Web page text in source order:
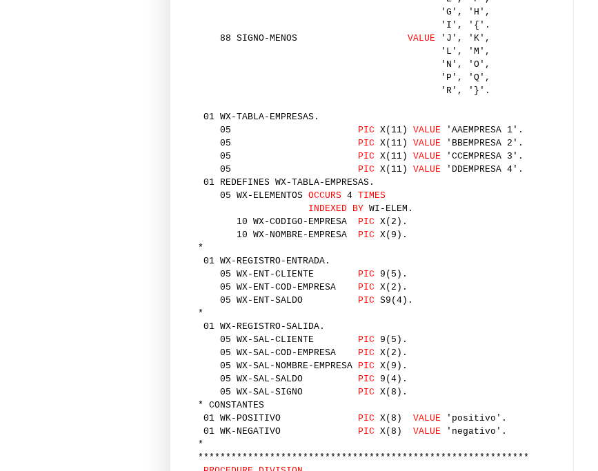
'G', 'H',
'I', '{'.
88 SIGNO-MENOS VALUE 'J', 'K',
'L', 'M',
'N', 'O',
'P', 'Q',
'R', '}'.
01 WX-TABLA-EMPRESAS.
05 PIC X(11) VALUE 'AAEMPRESA 1'.
05 PIC X(11) VALUE 'BBEMPRESA 2'.
05 PIC X(11) VALUE 'CCEMPRESA 3'.
05 PIC X(11) VALUE 'DDEMPRESA 4'.
01 REDEFINES WX-TABLA-EMPRESAS.
05 WX-ELEMENTOS OCCURS 4 TIMES
INDEXED BY WI-ELEM.
10 WX-CODIGO-EMPRESA PIC X(2).
10 WX-NOMBRE-EMPRESA PIC X(9).
*
01 WX-REGISTRO-ENTRADA.
05 WX-ENT-CLIENTE PIC 9(5).
05 WX-ENT-COD-EMPRESA PIC X(2).
05 WX-ENT-SALDO PIC S9(4).
*
01 WX-REGISTRO-SALIDA.
05 WX-SAL-CLIENTE PIC 9(5).
05 WX-SAL-COD-EMPRESA PIC X(2).
05 WX-SAL-NOMBRE-EMPRESA PIC X(9).
05 WX-SAL-SALDO PIC 9(4).
05 WX-SAL-SIGNO PIC X(8).
* CONSTANTES
01 WK-POSITIVO PIC X(8) VALUE
'positivo'.
01 WK-NEGATIVO PIC X(8) VALUE
'negativo'.
*
************************************************************